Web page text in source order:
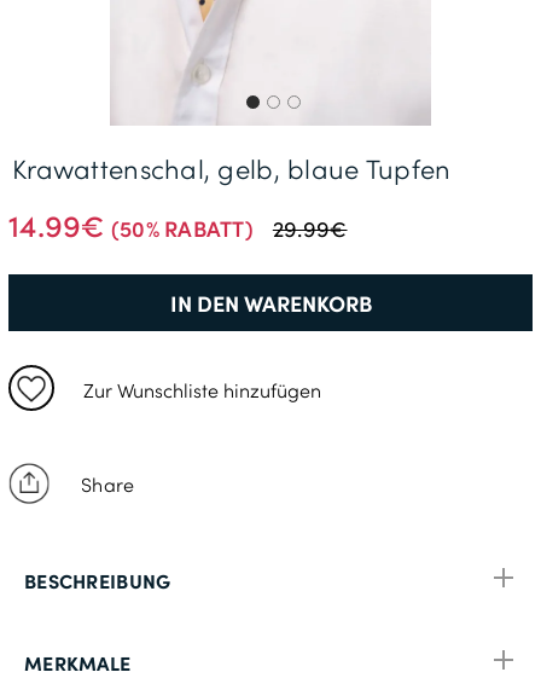
14.99€ (50% RABATT) 29.99€
IN DEN WARENKORB
Zur Wunschliste hinzufügen
Share
Krawattenschal, gelb, blaue Tupfen
MERKMALE
BESCHREIBUNG